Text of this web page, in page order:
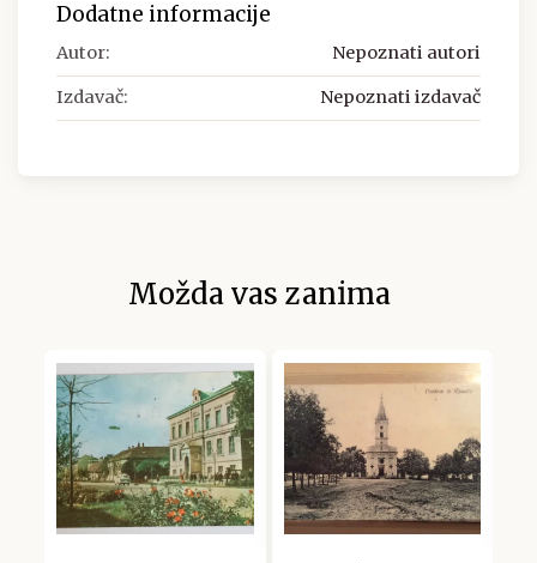
Dodatne informacije
Autor: Nepoznati autori
Izdavač: Nepoznati izdavač
Možda vas zanima